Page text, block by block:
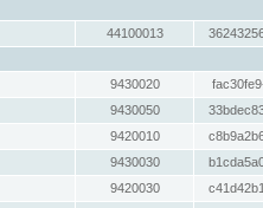
44100013
9430020
9430050
9420010
9430030
9420030